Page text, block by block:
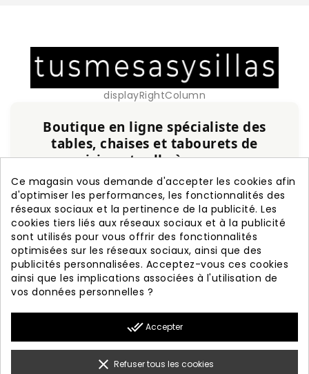
displayRightColumn
Boutique en ligne spécialiste des
tables, chaises et tabourets de
cuisine et salle à manger
Service personnalisé, expérience et qualité
garanties.
+20 ans d'expérience
Fabrication nationale
Garantie de 3 ans
Livraison rapide
PRODUITS 

Ce magasin vous demande d'accepter les cookies afin
d'optimiser les performances, les fonctionnalités des
réseaux sociaux et la pertinence de la publicité. Les
cookies tiers liés aux réseaux sociaux et à la publicité
sont utilisés pour vous offrir des fonctionnalités
optimisées sur les réseaux sociaux, ainsi que des
publicités personnalisées. Acceptez-vous ces cookies
ainsi que les implications associées à l'utilisation de
vos données personnelles ?
done_all Accepter
clear Refuser tous les cookies